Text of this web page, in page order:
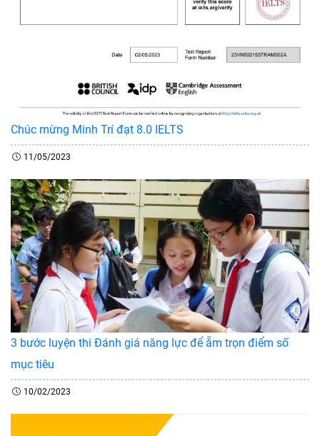
Chúc mừng Minh Trí đạt 8.0 IELTS
11/05/2023
3 bước luyện thi Đánh giá năng lực để ẵm trọn điểm số
mục tiêu
10/02/2023